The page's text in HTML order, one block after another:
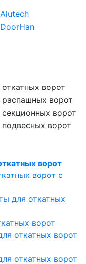
ворот
ворот с
для откатных
ворот
откатных ворот
откатных ворот